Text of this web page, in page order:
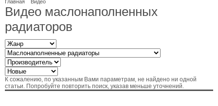
Главная Видео
Видео маслонаполненных
радиаторов
К сожалению, по указанным Вами параметрам, не найдено ни одной
статьи. Попробуйте повторить поиск, указав меньше уточнений.